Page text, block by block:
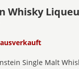
Whisky
ausverkauft
Single Malt